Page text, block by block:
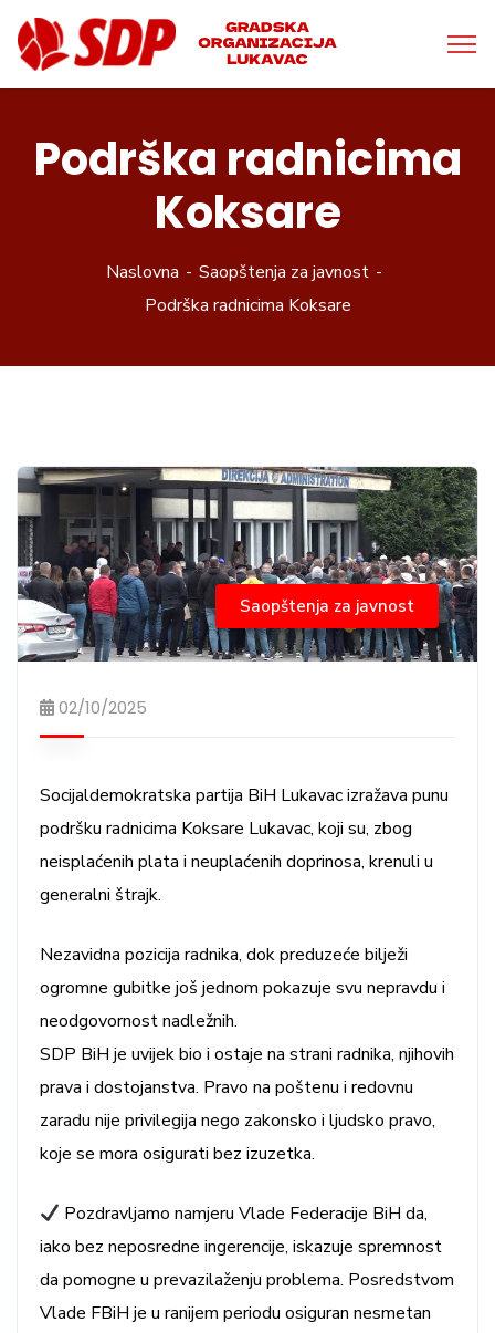
Podrška radnicima
Koksare
Naslovna
Saopštenja za javnost
Podrška radnicima Koksare
Saopštenja za javnost
02/10/2025
Socijaldemokratska partija BiH Lukavac izražava punu
podršku radnicima Koksare Lukavac, koji su, zbog
neisplaćenih plata i neuplaćenih doprinosa, krenuli u
generalni štrajk.
Nezavidna pozicija radnika, dok preduzeće bilježi
ogromne gubitke još jednom pokazuje svu nepravdu i
neodgovornost nadležnih.
SDP BiH je uvijek bio i ostaje na strani radnika, njihovih
prava i dostojanstva. Pravo na poštenu i redovnu
zaradu nije privilegija nego zakonsko i ljudsko pravo,
koje se mora osigurati bez izuzetka.
Pozdravljamo namjeru Vlade Federacije BiH da,
iako bez neposredne ingerencije, iskazuje spremnost
da pomogne u prevazilaženju problema. Posredstvom
Vlade FBiH je u ranijem periodu osiguran nesmetan